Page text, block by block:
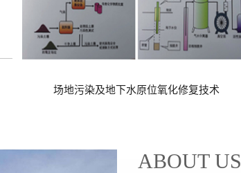
场地污染及地下水原位氧化修复技术
ABOUT US